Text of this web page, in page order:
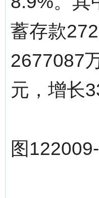
蓄存款
2677087
元，增长
图